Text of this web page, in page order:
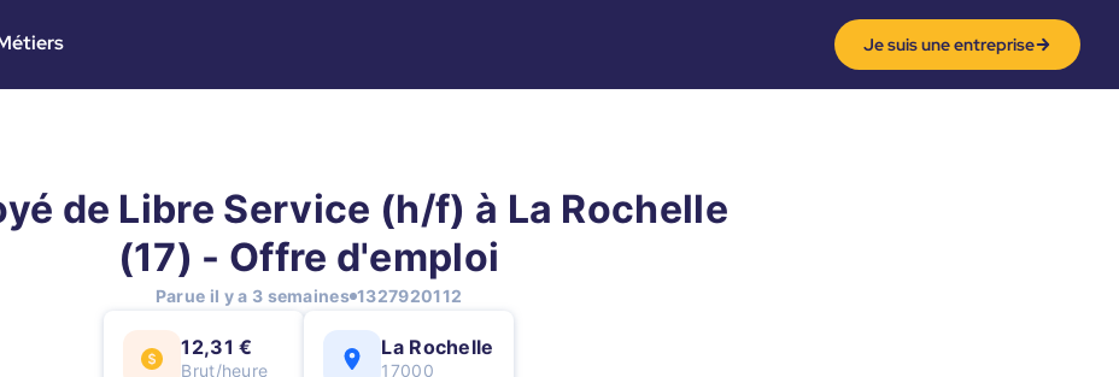
Je suis une entreprise
de Libre Service (h/f) à La Rochelle
(17) - Offre d'emploi
Parue il y a 3 semaines 1327920112
12,31 €
Brut/heure
La Rochelle
17000